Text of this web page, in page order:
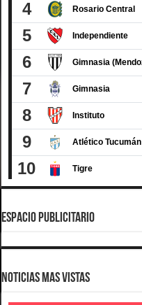
ESPACIO PUBLICITARIO
Noticias Mas Vistas